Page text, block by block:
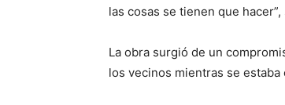
las cosas se tienen que
La obra surgió de un
los vecinos mientras se